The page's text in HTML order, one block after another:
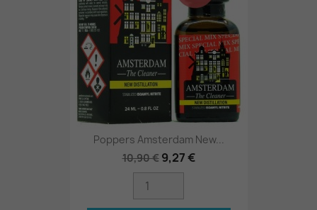
Poppers Amsterdam New...
10,90 € 9,27 €